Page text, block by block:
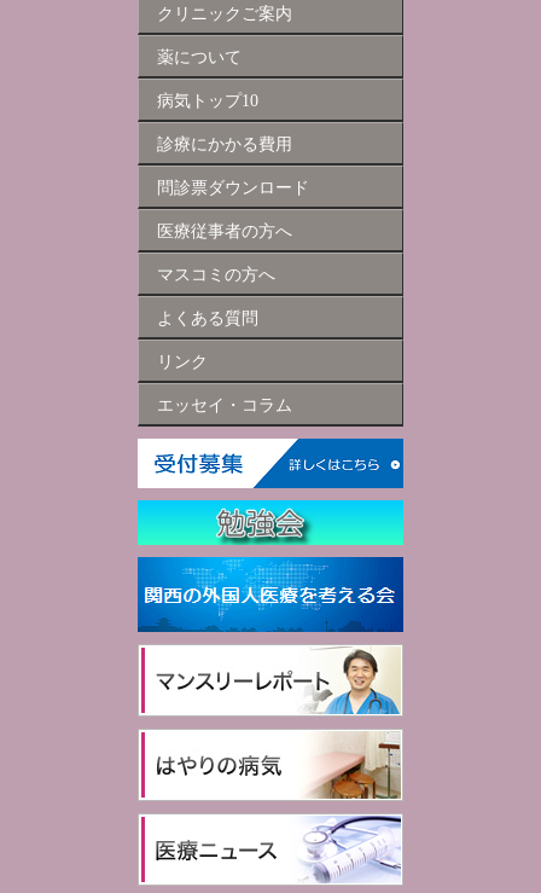
クリニックご案内
薬について
病気トップ10
診療にかかる費用
問診票ダウンロード
医療従事者の方へ
マスコミの方へ
よくある質問
リンク
エッセイ・コラム